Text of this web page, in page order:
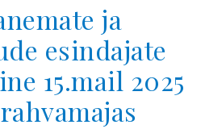
ja
esindajate
15.mail 2025